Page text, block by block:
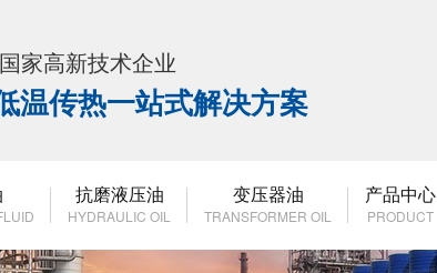
家高新技术企业
温传热一站式解决方案
抗磨液压油
HYDRAULIC OIL
变压器油
TRANSFORMER OIL
产品中心
PRODUCT